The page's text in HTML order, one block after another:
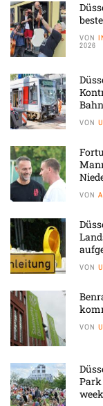
VON
2026
VON
VON
VON
VON
Park